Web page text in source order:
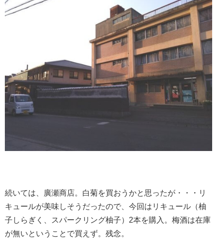
続いては、廣瀬商店。白菊を買おうかと思ったが・・・リ
キュールが美味しそうだったので、今回はリキュール（柚
子しらぎく、スパークリング柚子）2本を購入。梅酒は在庫
が無いということで買えず。残念。